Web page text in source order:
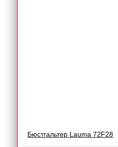
Бюстгальтер Lauma 72F28